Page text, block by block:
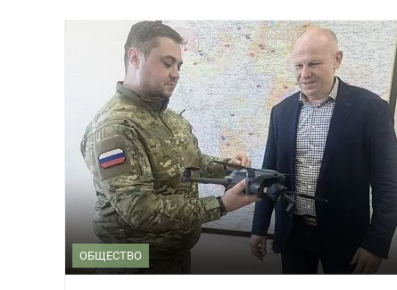
ОБЩЕСТВО